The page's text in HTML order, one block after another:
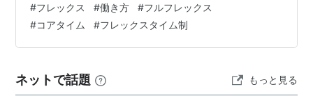
ば、毎日の始業・終業時刻、そして労働時間を労働者自
身が自由に決定できる働き方」のことを言う。 厚生労働
省「フレックスタイム制 のわかりやすい解説 ＆ 導入の
https://www.mhlw.go.jp/content/001140964.pdf 子育
てや介護をしている方などが、家…
#フレックス #働き方 #フルフレックス
#コアタイム #フレックスタイム制
ネットで話題 もっと見る